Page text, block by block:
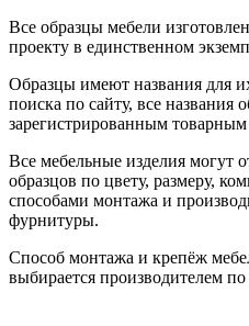
Все образцы мебели
проекту в единственном
Образцы имеют названия для
поиска по сайту, все названия
зарегистрированным товарным
Все мебельные изделия могут
образцов по цвету, размеру,
способами монтажа и
фурнитуры.
Способ монтажа и крепёж
выбирается производителем